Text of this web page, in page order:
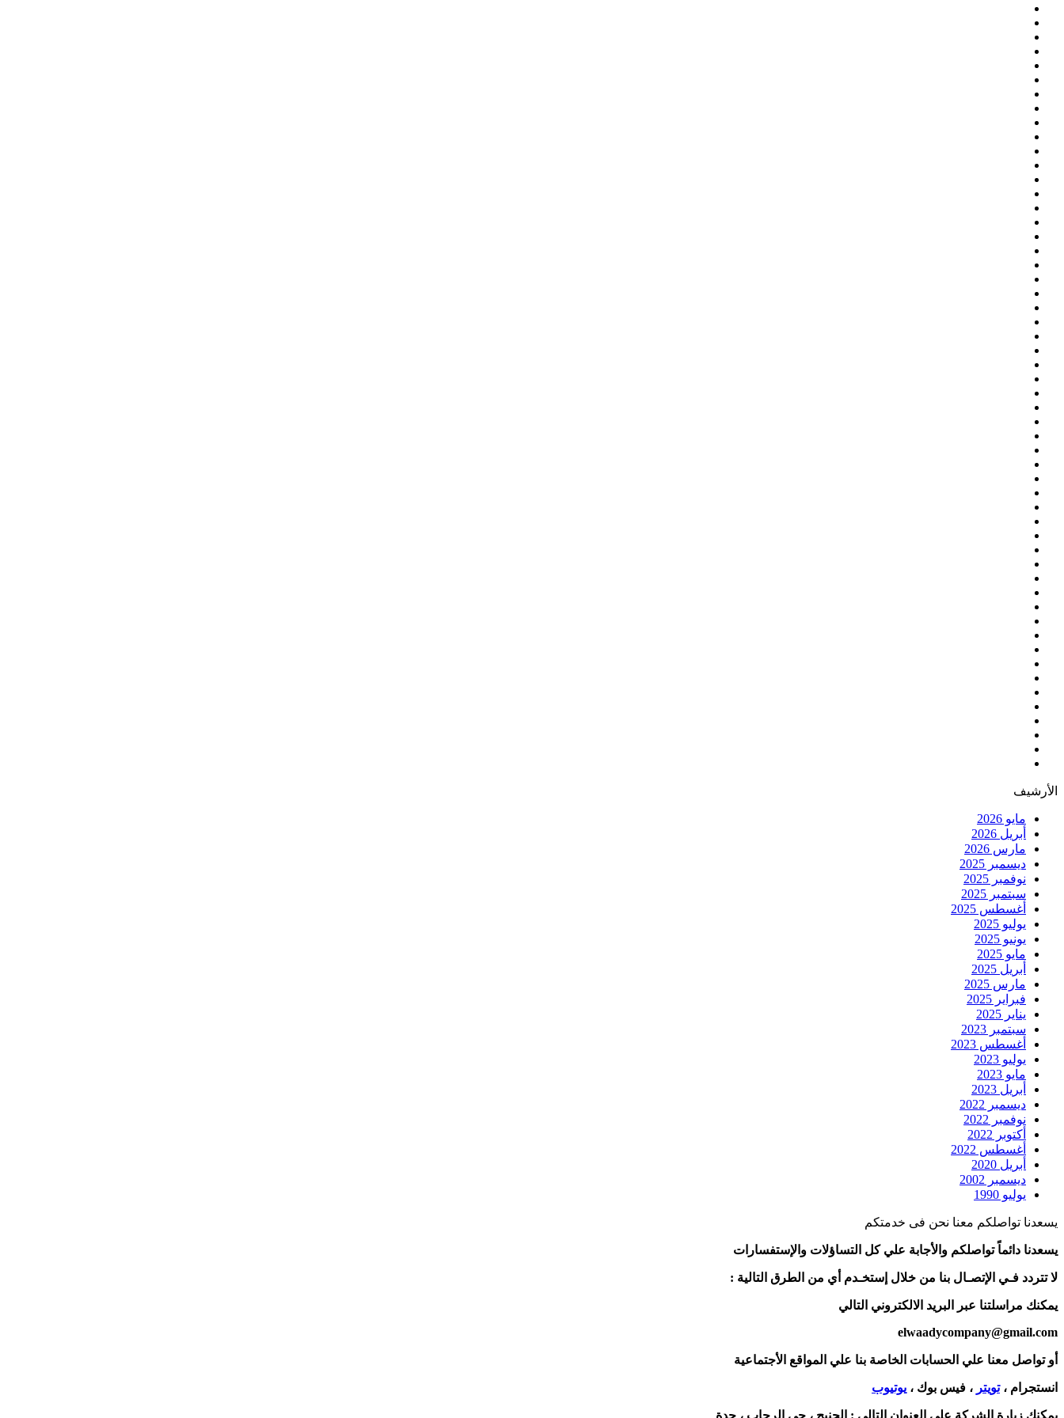
الأرشيف
مايو 2026
أبريل 2026
مارس 2026
ديسمبر 2025
نوفمبر 2025
سبتمبر 2025
أغسطس 2025
يوليو 2025
يونيو 2025
مايو 2025
أبريل 2025
مارس 2025
فبراير 2025
يناير 2025
سبتمبر 2023
أغسطس 2023
يوليو 2023
مايو 2023
أبريل 2023
ديسمبر 2022
نوفمبر 2022
أكتوبر 2022
أغسطس 2022
أبريل 2020
ديسمبر 2002
يوليو 1990
يسعدنا تواصلكم معنا نحن فى خدمتكم
يسعدنا دائماً تواصلكم والأجابة علي كل التساؤلات والإستفسارات
لا تتردد فـي الإتصـال بنا من خلال إستخـدم أي من الطرق التالية :
يمكنك مراسلتنا عبر البريد الالكتروني التالي
elwaadycompany@gmail.com
أو تواصل معنا علي الحسابات الخاصة بنا علي المواقع الأجتماعية
انستجرام ،تويتر ، فيس بوك ، يوتيوب
يمكنك زيارة الشركة علي العنوان التالي : الجنيح ، حي الرحاب ، جدة